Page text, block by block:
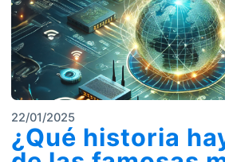
22/01/2025
¿Qué historia